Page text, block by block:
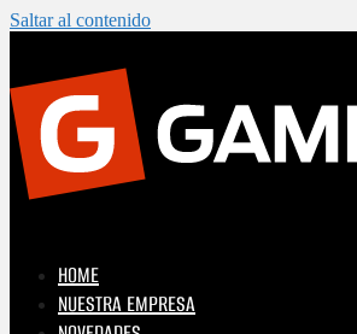
Saltar al contenido
HOME
NUESTRA EMPRESA